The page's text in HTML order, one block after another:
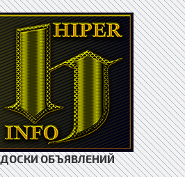
ДОСКИ ОБЪЯВЛЕНИЙ